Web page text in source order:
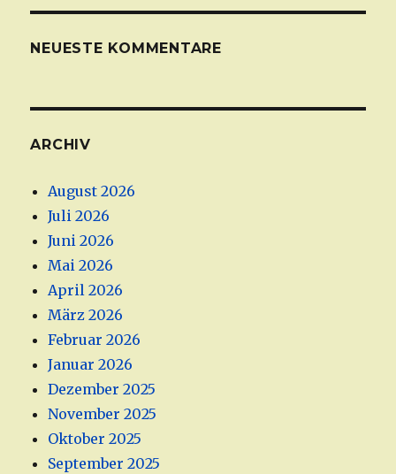
NEUESTE KOMMENTARE
ARCHIV
August 2026
Juli 2026
Juni 2026
Mai 2026
April 2026
März 2026
Februar 2026
Januar 2026
Dezember 2025
November 2025
Oktober 2025
September 2025